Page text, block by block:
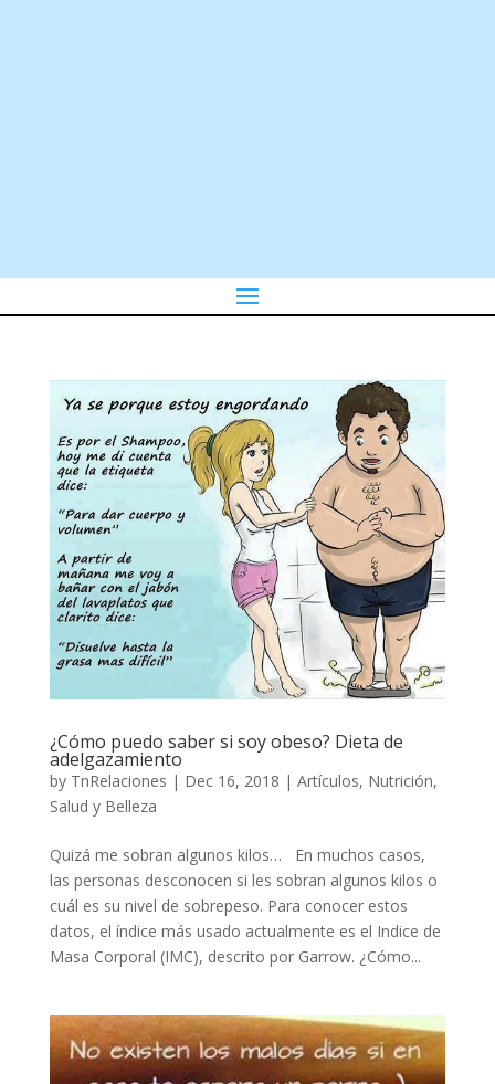
¿Cómo puedo saber si soy obeso? Dieta de
adelgazamiento
by TnRelaciones | Dec 16, 2018 | Artículos, Nutrición,
Salud y Belleza
Quizá me sobran algunos kilos… En muchos casos,
las personas desconocen si les sobran algunos kilos o
cuál es su nivel de sobrepeso. Para conocer estos
datos, el índice más usado actualmente es el Indice de
Masa Corporal (IMC), descrito por Garrow. ¿Cómo...